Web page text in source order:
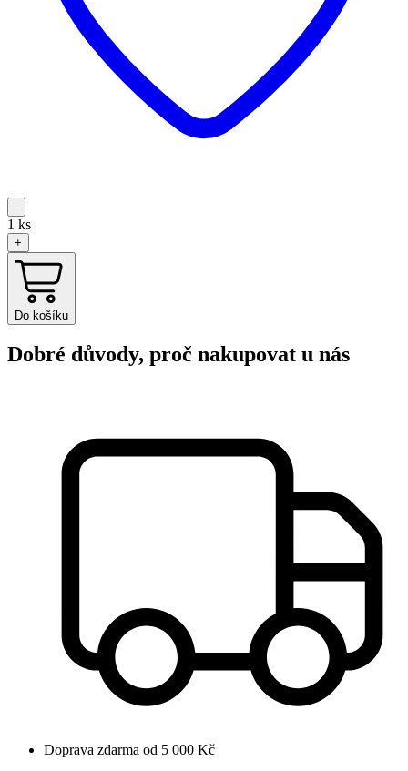
-
1 ks
+
Do košíku
Dobré důvody, proč nakupovat u nás
Doprava zdarma od 5 000 Kč